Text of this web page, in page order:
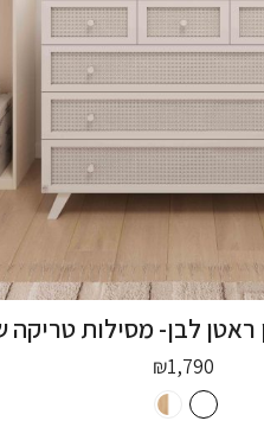
ראטן לבן- מסילות
₪1,790